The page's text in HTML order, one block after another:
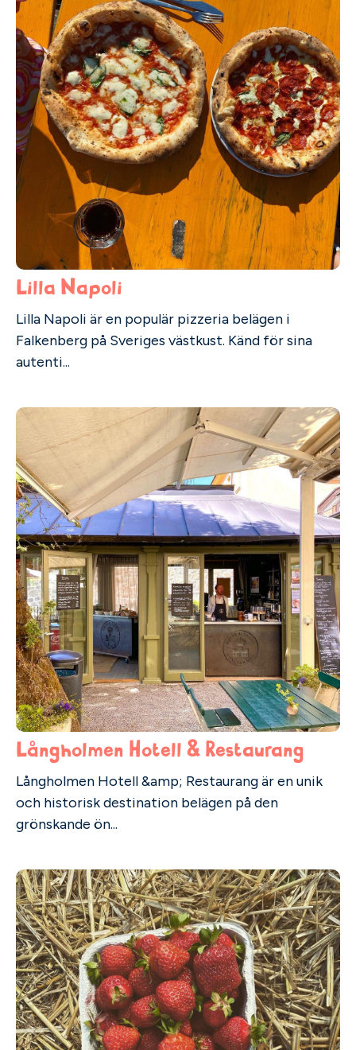
Lilla Napoli
Lilla Napoli är en populär pizzeria belägen i
Falkenberg på Sveriges västkust. Känd för sina
autenti...
Långholmen Hotell & Restaurang
Långholmen Hotell &amp; Restaurang är en unik
och historisk destination belägen på den
grönskande ön...